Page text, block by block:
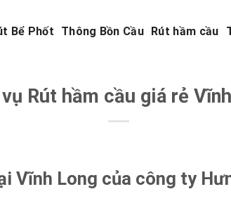
Bể Phốt Thông Bồn Cầu Rút hầm cầu
Rút hầm cầu giá rẻ
Vĩnh Long của công ty